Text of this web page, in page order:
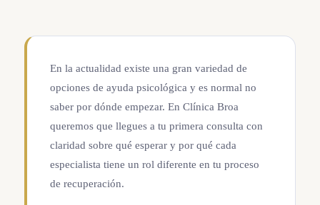
En la actualidad existe una gran variedad de
opciones de ayuda psicológica y es normal no
saber por dónde empezar. En Clínica Broa
queremos que llegues a tu primera consulta con
claridad sobre qué esperar y por qué cada
especialista tiene un rol diferente en tu proceso
de recuperación.